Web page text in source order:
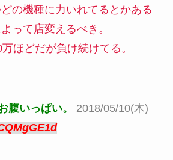
の機種に力いれてるとかある
って店変えるべき。
ほどだが負け続けてる。
腹いっぱい。
2018/05/10(木)